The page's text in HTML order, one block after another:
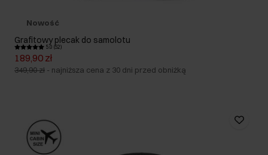
Nowość
Grafitowy plecak do samolotu
5.0 (52)
189,90 zł
349,90 zł - najniższa cena z 30 dni przed obniżką